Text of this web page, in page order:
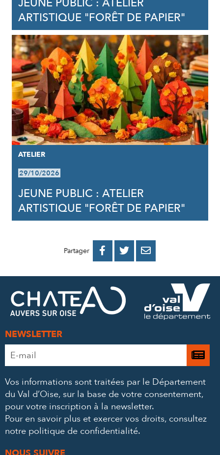
JEUNE PUBLIC : ATELIER
ARTISTIQUE "FORÊT DE PAPIER"
ATELIER
29/10/2026
JEUNE PUBLIC : ATELIER
ARTISTIQUE "FORÊT DE PAPIER"
Partager 
PARTAGER
FACEBOOK
PARTAGER
PARTAGER
MAIL
NEWSLETTER
Adresse
e-
*
Je
à
Vos informations sont traitées par le Département
du Val d’Oise, sur la base de votre consentement,
pour votre inscription à la newsletter.
Pour en savoir plus et exercer vos droits, consultez
notre politique de confidentialité.